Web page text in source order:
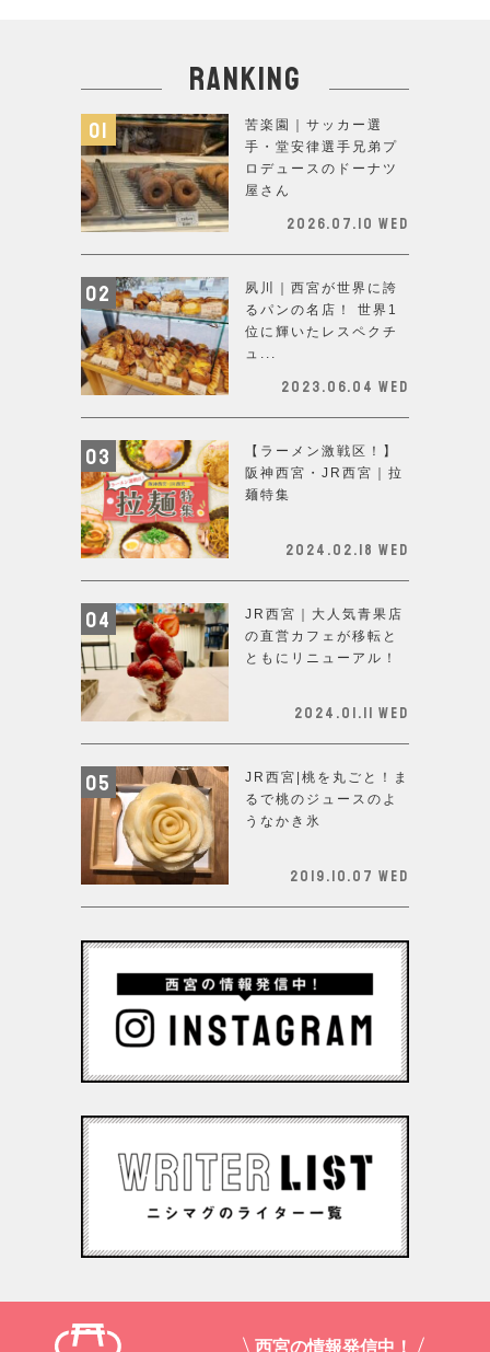
ranking
苦楽園｜サッカー選
手・堂安律選手兄弟プ
ロデュースのドーナツ
屋さん
2026.07.10 Wed
夙川｜西宮が世界に誇
るパンの名店！ 世界1
位に輝いたレスペクチ
ュ...
2023.06.04 Wed
【ラーメン激戦区！】
阪神西宮・JR西宮｜拉
麺特集
2024.02.18 Wed
JR西宮｜大人気青果店
の直営カフェが移転と
ともにリニューアル！
2024.01.11 Wed
JR西宮|桃を丸ごと！ま
るで桃のジュースのよ
うなかき氷
2019.10.07 Wed
西宮の情報発信中！